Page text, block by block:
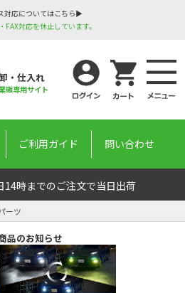
対応についてはこちら▶
FAX対応を休止しています。
・仕入れ
販専用サイト
ご利用ガイド 問い合わせ
14時までのご注文で当日出荷
ーツ
品のお知らせ